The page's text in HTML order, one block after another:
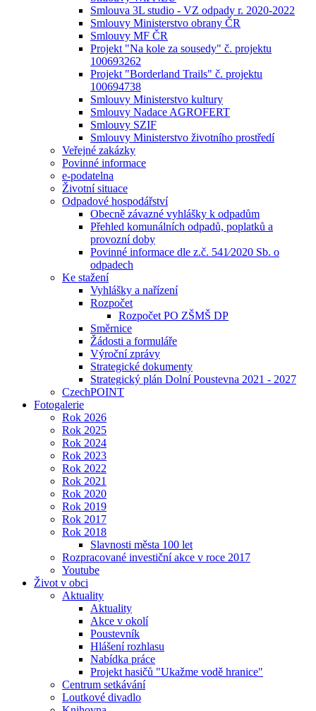
Smlouva 3L studio - VZ odpady r. 2020-2022
Smlouvy Ministerstvo obrany ČR
Smlouvy MF ČR
Projekt "Na kole za sousedy" č. projektu
100693262
Projekt "Borderland Trails" č. projektu
100694738
Smlouvy Ministerstvo kultury
Smlouvy Nadace AGROFERT
Smlouvy SZIF
Smlouvy Ministerstvo životního prostředí
Veřejné zakázky
Povinné informace
e-podatelna
Životní situace
Odpadové hospodářství
Obecně závazné vyhlášky k odpadům
Přehled komunálních odpadů, poplatků a
provozní doby
Povinné informace dle z.č. 541⁄2020 Sb. o
odpadech
Ke stažení
Vyhlášky a nařízení
Rozpočet
Rozpočet PO ZŠMŠ DP
Směrnice
Žádosti a formuláře
Výroční zprávy
Strategické dokumenty
Strategický plán Dolní Poustevna 2021 - 2027
CzechPOINT
Fotogalerie
Rok 2026
Rok 2025
Rok 2024
Rok 2023
Rok 2022
Rok 2021
Rok 2020
Rok 2019
Rok 2017
Rok 2018
Slavnosti města 100 let
Rozpracované investiční akce v roce 2017
Youtube
Život v obci
Aktuality
Aktuality
Akce v okolí
Poustevník
Hlášení rozhlasu
Nabídka práce
Projekt hasičů "Ukažme vodě hranice"
Centrum setkávání
Loutkové divadlo